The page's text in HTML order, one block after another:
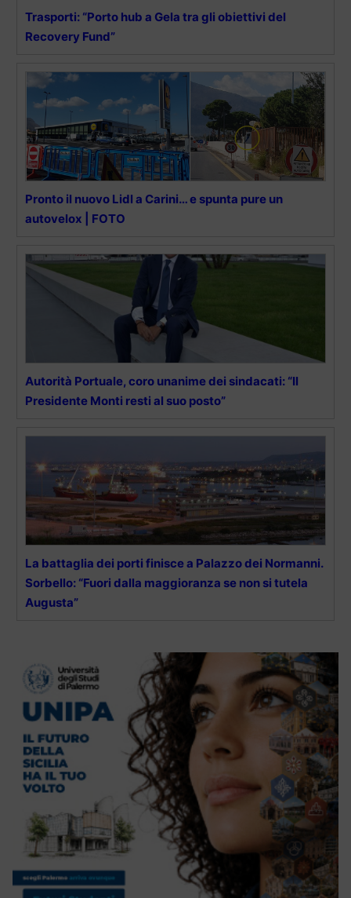
Trasporti: “Porto hub a Gela tra gli obiettivi del
Recovery Fund”
Pronto il nuovo Lidl a Carini… e spunta pure un
autovelox | FOTO
Autorità Portuale, coro unanime dei sindacati: “Il
Presidente Monti resti al suo posto”
La battaglia dei porti finisce a Palazzo dei Normanni.
Sorbello: “Fuori dalla maggioranza se non si tutela
Augusta”